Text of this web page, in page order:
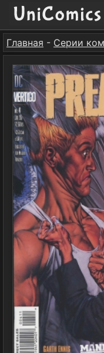
Главная - Серии